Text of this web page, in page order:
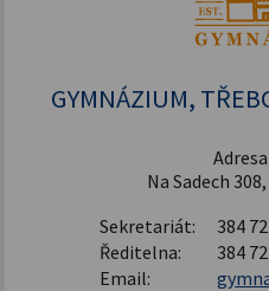
GYMNÁZIUM,
Na Sadech
Sekretariát:
384
Ředitelna:
384
Email: